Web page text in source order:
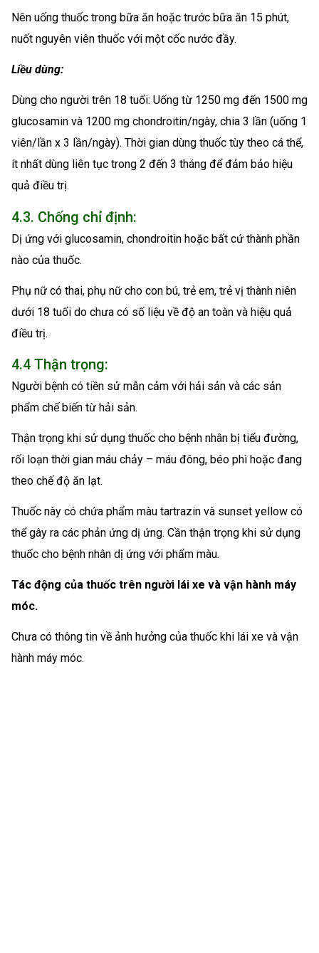
Nên uống thuốc trong bữa ăn hoặc trước bữa ăn 15 phút,
nuốt nguyên viên thuốc với một cốc nước đầy.
Liều dùng:
Dùng cho người trên 18 tuổi: Uống từ 1250 mg đến 1500 mg
glucosamin và 1200 mg chondroitin/ngày, chia 3 lần (uống 1
viên/lần x 3 lần/ngày). Thời gian dùng thuốc tùy theo cá thể,
ít nhất dùng liên tục trong 2 đến 3 tháng để đảm bảo hiệu
quả điều trị.
4.3. Chống chỉ định:
Dị ứng với glucosamin, chondroitin hoặc bất cứ thành phần
nào của thuốc.
Phụ nữ có thai, phụ nữ cho con bú, trẻ em, trẻ vị thành niên
dưới 18 tuổi do chưa có số liệu về độ an toàn và hiệu quả
điều trị.
4.4 Thận trọng:
Người bệnh có tiền sử mẫn cảm với hải sản và các sản
phẩm chế biến từ hải sản.
Thận trọng khi sử dụng thuốc cho bệnh nhân bị tiểu đường,
rối loạn thời gian máu chảy – máu đông, béo phì hoặc đang
theo chế độ ăn lạt.
Thuốc này có chứa phẩm màu tartrazin và sunset yellow có
thể gây ra các phản ứng dị ứng. Cần thận trọng khi sử dụng
thuốc cho bệnh nhân dị ứng với phẩm màu.
Tác động của thuốc trên người lái xe và vận hành máy
móc.
Chưa có thông tin về ảnh hưởng của thuốc khi lái xe và vận
hành máy móc.